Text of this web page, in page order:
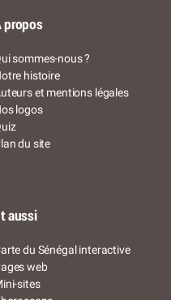
propos
sommes-nous ?
histoire
et mentions légales
logos
du site
aussi
du Sénégal interactive
web
sites